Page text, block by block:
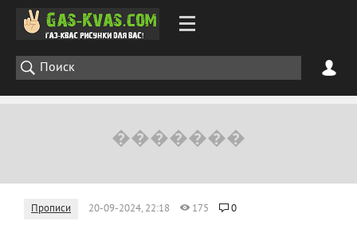
Прописи 20-09-2024, 22:18 175 0